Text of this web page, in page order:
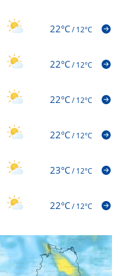
22°C/12°C
22°C/12°C
22°C/12°C
22°C/12°C
23°C/12°C
22°C/12°C